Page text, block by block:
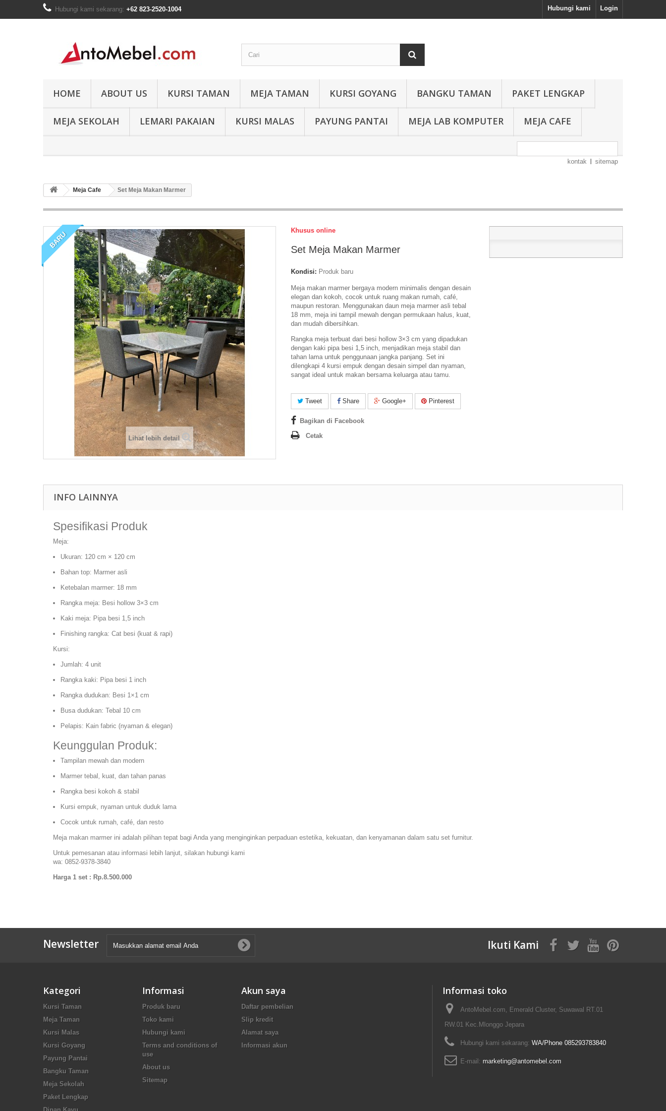
Login
Hubungi kami
Hubungi kami sekarang: +62 823-2520-1004
HOME ABOUT US KURSI TAMAN MEJA TAMAN KURSI GOYANG BANGKU TAMAN PAKET LENGKAP
MEJA SEKOLAH LEMARI PAKAIAN KURSI MALAS PAYUNG PANTAI MEJA LAB KOMPUTER MEJA CAFE
kontak sitemap
Meja Cafe Set Meja Makan Marmer
BARU
Lihat lebih detail
Khusus online
Set Meja Makan Marmer
Kondisi: Produk baru
Meja makan marmer bergaya modern minimalis dengan desain
elegan dan kokoh, cocok untuk ruang makan rumah, café,
maupun restoran. Menggunakan daun meja marmer asli tebal
18 mm, meja ini tampil mewah dengan permukaan halus, kuat,
dan mudah dibersihkan.
Rangka meja terbuat dari besi hollow 3×3 cm yang dipadukan
dengan kaki pipa besi 1,5 inch, menjadikan meja stabil dan
tahan lama untuk penggunaan jangka panjang. Set ini
dilengkapi 4 kursi empuk dengan desain simpel dan nyaman,
sangat ideal untuk makan bersama keluarga atau tamu.
Tweet Share Google+ Pinterest
Bagikan di Facebook
Cetak
INFO LAINNYA
Spesifikasi Produk
Meja:
Ukuran: 120 cm × 120 cm
Bahan top: Marmer asli
Ketebalan marmer: 18 mm
Rangka meja: Besi hollow 3×3 cm
Kaki meja: Pipa besi 1,5 inch
Finishing rangka: Cat besi (kuat & rapi)
Kursi:
Jumlah: 4 unit
Rangka kaki: Pipa besi 1 inch
Rangka dudukan: Besi 1×1 cm
Busa dudukan: Tebal 10 cm
Pelapis: Kain fabric (nyaman & elegan)
Keunggulan Produk:
Tampilan mewah dan modern
Marmer tebal, kuat, dan tahan panas
Rangka besi kokoh & stabil
Kursi empuk, nyaman untuk duduk lama
Cocok untuk rumah, café, dan resto
Meja makan marmer ini adalah pilihan tepat bagi Anda yang menginginkan perpaduan estetika, kekuatan, dan kenyamanan dalam satu set furnitur.
Untuk pemesanan atau informasi lebih lanjut, silakan hubungi kami
wa: 0852-9378-3840
Harga 1 set : Rp.8.500.000
Newsletter Ikuti Kami
Kategori
Kursi Taman
Meja Taman
Kursi Malas
Kursi Goyang
Payung Pantai
Bangku Taman
Meja Sekolah
Paket Lengkap
Informasi
Produk baru
Toko kami
Hubungi kami
Terms and conditions of
use
About us
Sitemap
Akun saya
Daftar pembelian
Slip kredit
Alamat saya
Informasi akun
Informasi toko
AntoMebel.com, Emerald Cluster, Suwawal RT.01
RW.01 Kec.Mlonggo Jepara
Hubungi kami sekarang: WA/Phone 085293783840
E-mail: marketing@antomebel.com